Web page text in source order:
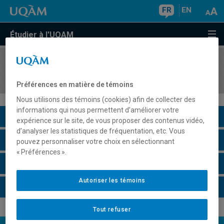
FR EN
Étudier à l'UQAM
COURS//
Description du cours
Horaire - Été 2026
Préférences en matière de témoins
Nous utilisons des témoins (cookies) afin de collecter des
informations qui nous permettent d’améliorer votre
expérience sur le site, de vous proposer des contenus vidéo,
d’analyser les statistiques de fréquentation, etc. Vous
pouvez personnaliser votre choix en sélectionnant
« Préférences ».
Tout refuser
Autoriser les témoins